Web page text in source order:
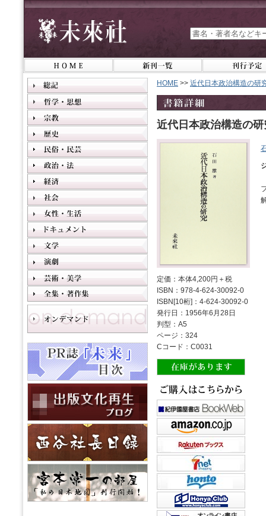
HOME >> 近代日本政治構造の研
近代日本政治構造の研
定価：本体4,200円＋税
ISBN：978-4-624-30092-0
ISBN[10桁]：4-624-30092-0
発行日：1956年6月28日
判型：A5
ページ：324
Cコード：C0031